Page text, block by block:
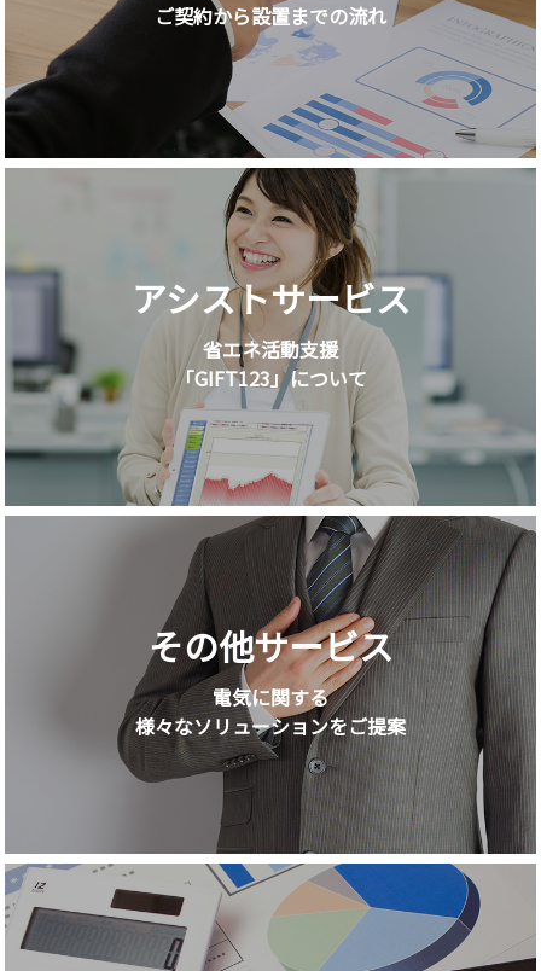
ご契約から設置までの流れ
アシストサービス
省エネ活動支援
「GIFT123」について
その他サービス
電気に関する
様々なソリューションをご提案